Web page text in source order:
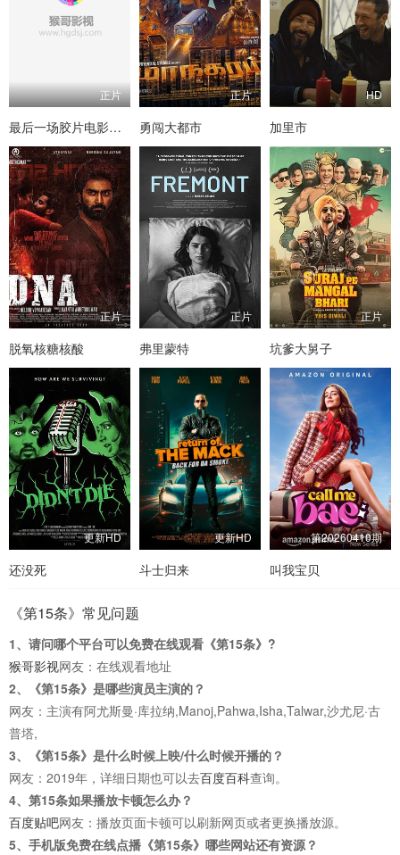
正片
最后一场胶片电影放映
正片
勇闯大都市
HD
加里市
正片
脱氧核糖核酸
正片
弗里蒙特
正片
坑爹大舅子
更新HD
还没死
更新HD
斗士归来
第20260410期
叫我宝贝
《第15条》常见问题
1、请问哪个平台可以免费在线观看《第15条》?
猴哥影视网友：在线观看地址
2、《第15条》是哪些演员主演的？
网友：主演有阿尤斯曼·库拉纳,Manoj,Pahwa,Isha,Talwar,沙尤尼·古
普塔,
3、《第15条》是什么时候上映/什么时候开播的？
网友：2019年，详细日期也可以去百度百科查询。
4、第15条如果播放卡顿怎么办？
百度贴吧网友：播放页面卡顿可以刷新网页或者更换播放源。
5、手机版免费在线点播《第15条》哪些网站还有资源？